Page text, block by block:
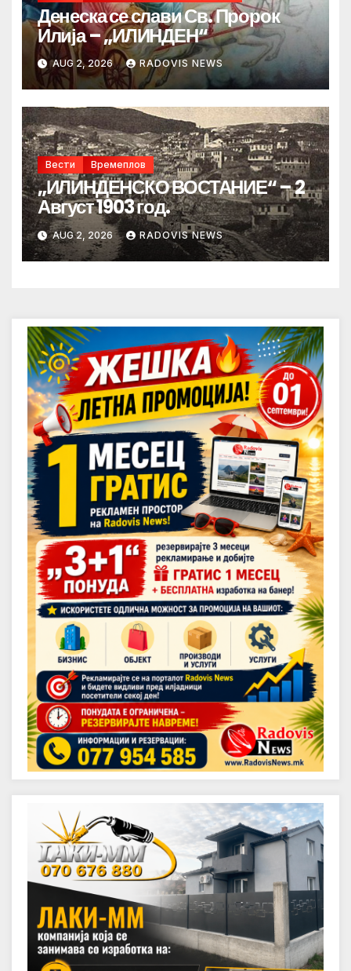
Денеска се слави Св. Пророк
Илија – „ИЛИНДЕН“
AUG 2, 2026 RADOVIS NEWS
Вести Времеплов
„ИЛИНДЕНСКО ВОСТАНИЕ“ – 2
Август 1903 год.
AUG 2, 2026 RADOVIS NEWS